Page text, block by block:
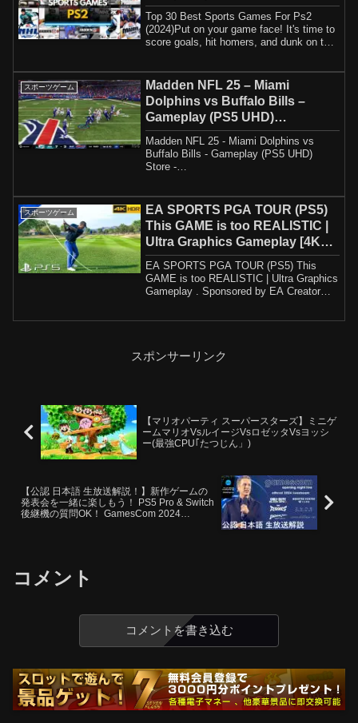
Top 30 Best Sports Games For Ps2
(2024)Put on your game face! It's time to
score goals, hit homers, and dunk on the
スポーツゲーム
Madden NFL 25 – Miami
Dolphins vs Buffalo Bills –
Gameplay (PS5 UHD)
[4K60FPS]
Madden NFL 25 - Miami Dolphins vs
Buffalo Bills - Gameplay (PS5 UHD)
Store -
スポーツゲーム
EA SPORTS PGA TOUR (PS5)
This GAME is too REALISTIC |
Ultra Graphics Gameplay [4K
60FPS]
EA SPORTS PGA TOUR (PS5) This
GAME is too REALISTIC | Ultra Graphics
Gameplay . Sponsored by EA Creator
スポンサーリンク
【マリオパーティ スーパースターズ】ミニゲ
ームマリオVsルイージVsロゼッタVsヨッシ
ー(最強CPU｢たつじん」)
【公認 日本語 生放送解説！】新作ゲームの
発表会を一緒に楽しもう！ PS5 Pro & Switch
後継機の質問OK！ GamesCom 2024
コメント
コメントを書き込む